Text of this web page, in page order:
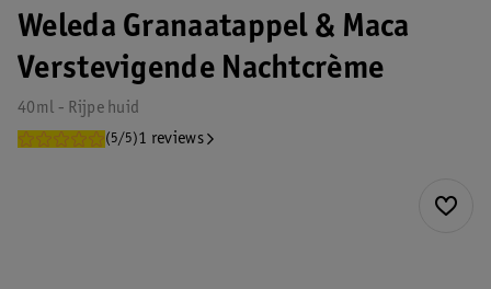
Weleda Granaatappel & Maca
Verstevigende Nachtcrème
40ml - Rijpe huid
(5/5)1 reviews